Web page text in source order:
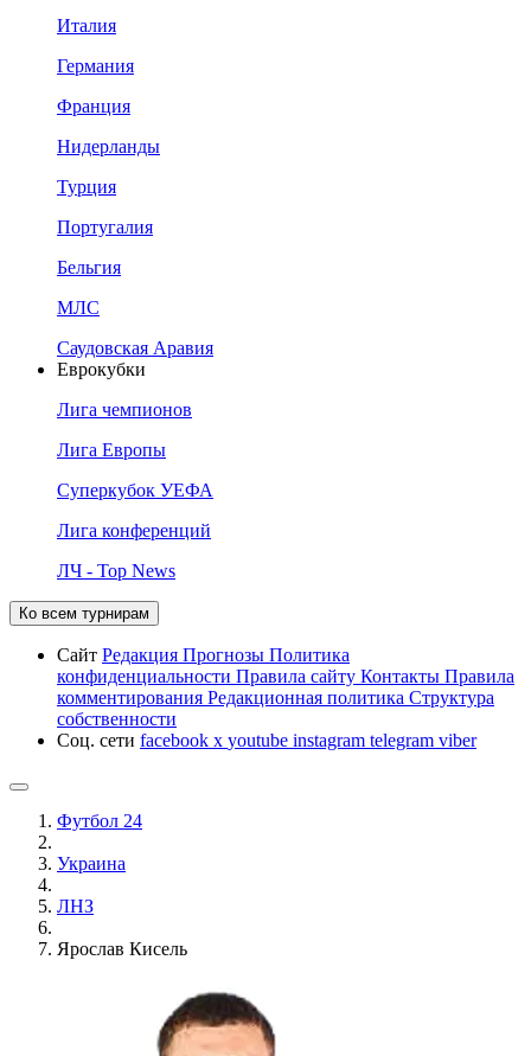
Италия
Германия
Франция
Нидерланды
Турция
Португалия
Бельгия
МЛС
Саудовская Аравия
Еврокубки
Лига чемпионов
Лига Европы
Суперкубок УЕФА
Лига конференций
ЛЧ - Top News
Ко всем турнирам
Сайт Редакция Прогнозы Политика
конфиденциальности Правила сайту Контакты Правила
комментирования Редакционная политика Структура
собственности
Соц. сети facebook x youtube instagram telegram viber
Футбол 24
Украина
ЛНЗ
Ярослав Кисель